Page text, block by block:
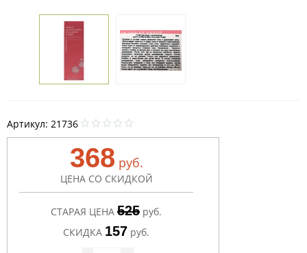
Артикул: 21736
368 руб.
ЦЕНА СО СКИДКОЙ
СТАРАЯ ЦЕНА 525 руб.
СКИДКА 157 руб.